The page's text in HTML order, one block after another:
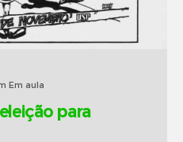
Em aula
para